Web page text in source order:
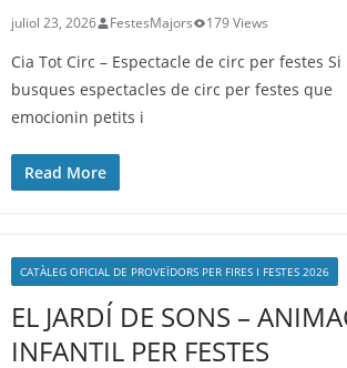
juliol 23, 2026 FestesMajors 179 Views
Cia Tot Circ – Espectacle de circ per festes Si
busques espectacles de circ per festes que
emocionin petits i
Read More
CATÀLEG OFICIAL DE PROVEÏDORS PER FIRES I FESTES 2026
EL JARDÍ DE SONS –
INFANTIL PER FESTES